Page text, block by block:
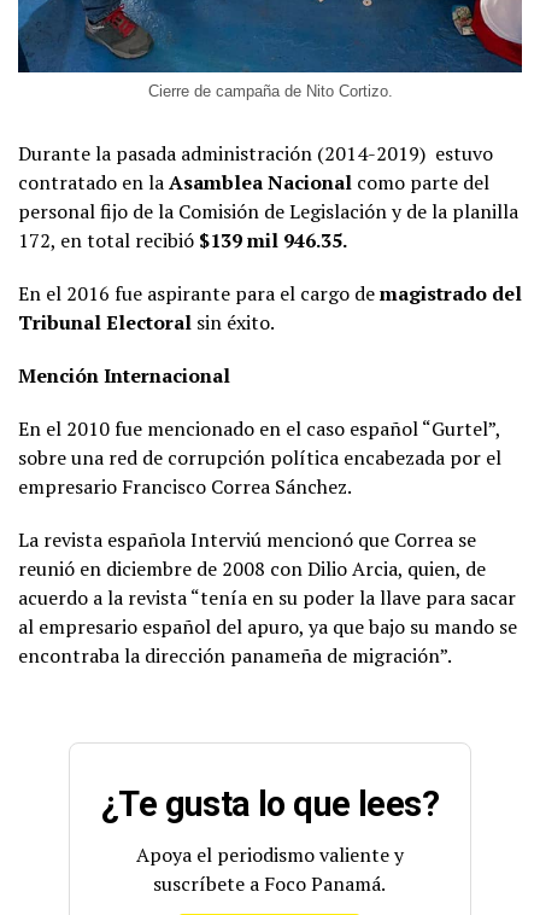
Cierre de campaña de Nito Cortizo.
Durante la pasada administración (2014-2019) estuvo
contratado en laAsamblea Nacional como parte del
personal fijo de la Comisión de Legislación y de la planilla
172, en total recibió $139 mil 946.35.
En el 2016 fue aspirante para el cargo demagistrado del
Tribunal Electoral sin éxito.
Mención Internacional
En el 2010 fue mencionado en el caso español “Gurtel”,
sobre una red de corrupción política encabezada por el
empresario Francisco Correa Sánchez.
La revista española Interviú mencionó que Correa se
reunió en diciembre de 2008 con Dilio Arcia, quien, de
acuerdo a la revista “tenía en su poder la llave para sacar
al empresario español del apuro, ya que bajo su mando se
encontraba la dirección panameña de migración”.
¿Te gusta lo que lees?
Apoya el periodismo valiente y
suscríbete a Foco Panamá.